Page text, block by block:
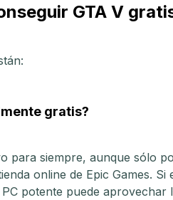
GTA V
gratis?
para siempre, aunque sólo
online de Epic Games. Si
potente puede aprovechar